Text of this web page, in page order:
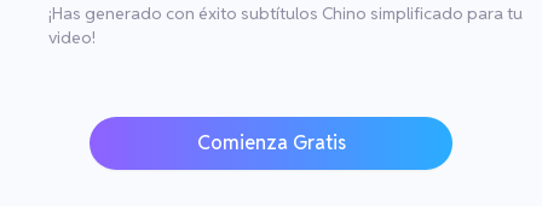
¡Has generado con éxito subtítulos Chino simplificado para tu
video!
Comienza Gratis